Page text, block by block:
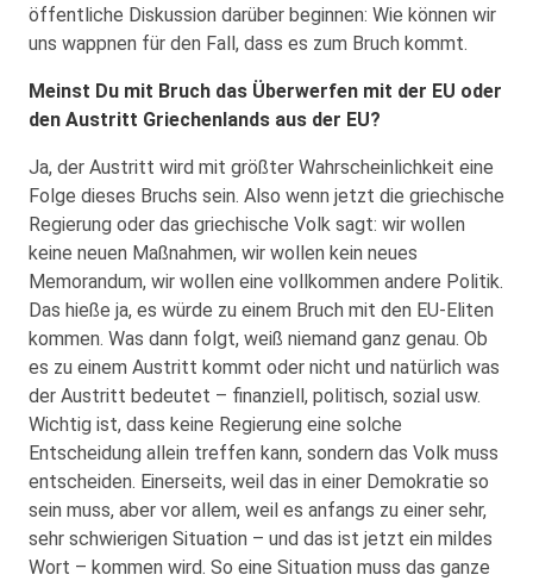
öffentliche Diskussion darüber beginnen: Wie können wir
uns wappnen für den Fall, dass es zum Bruch kommt.
Meinst Du mit Bruch das Überwerfen mit der EU oder
den Austritt Griechenlands aus der EU?
Ja, der Austritt wird mit größter Wahrscheinlichkeit eine
Folge dieses Bruchs sein. Also wenn jetzt die griechische
Regierung oder das griechische Volk sagt: wir wollen
keine neuen Maßnahmen, wir wollen kein neues
Memorandum, wir wollen eine vollkommen andere Politik.
Das hieße ja, es würde zu einem Bruch mit den EU-Eliten
kommen. Was dann folgt, weiß niemand ganz genau. Ob
es zu einem Austritt kommt oder nicht und natürlich was
der Austritt bedeutet – finanziell, politisch, sozial usw.
Wichtig ist, dass keine Regierung eine solche
Entscheidung allein treffen kann, sondern das Volk muss
entscheiden. Einerseits, weil das in einer Demokratie so
sein muss, aber vor allem, weil es anfangs zu einer sehr,
sehr schwierigen Situation – und das ist jetzt ein mildes
Wort – kommen wird. So eine Situation muss das ganze